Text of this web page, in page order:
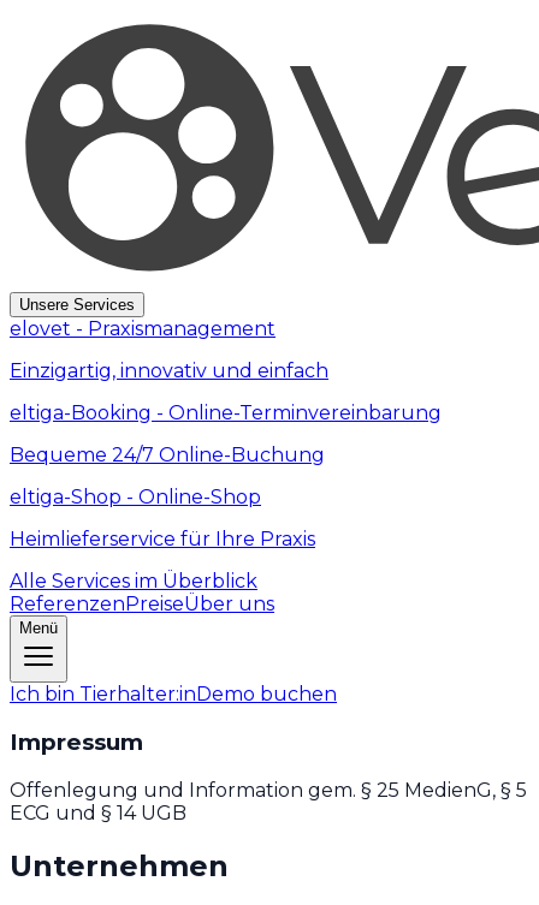
Unsere Services
elovet - Praxismanagement
Einzigartig, innovativ und einfach
eltiga-Booking - Online-Terminvereinbarung
Bequeme 24/7 Online-Buchung
eltiga-Shop - Online-Shop
Heimlieferservice für Ihre Praxis
Alle Services im Überblick
Referenzen PreiseÜber uns
Menü
Ich bin Tierhalter:in Demo buchen
Impressum
Offenlegung und Information gem. § 25 MedienG, § 5
ECG und § 14 UGB
Unternehmen